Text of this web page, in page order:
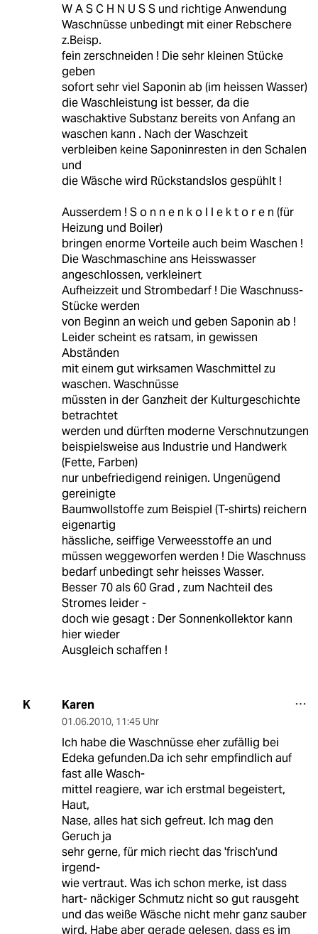
W A S C H N U S S und richtige Anwendung
Waschnüsse unbedingt mit einer Rebschere
z.Beisp.
fein zerschneiden ! Die sehr kleinen Stücke
geben
sofort sehr viel Saponin ab (im heissen Wasser)
die Waschleistung ist besser, da die
waschaktive Substanz bereits von Anfang an
waschen kann . Nach der Waschzeit
verbleiben keine Saponinresten in den Schalen
und
die Wäsche wird Rückstandslos gespühlt !
Ausserdem ! S o n n e n k o l l e k t o r e n (für
Heizung und Boiler)
bringen enorme Vorteile auch beim Waschen !
Die Waschmaschine ans Heisswasser
angeschlossen, verkleinert
Aufheizzeit und Strombedarf ! Die Waschnuss-
Stücke werden
von Beginn an weich und geben Saponin ab !
Leider scheint es ratsam, in gewissen
Abständen
mit einem gut wirksamen Waschmittel zu
waschen. Waschnüsse
müssten in der Ganzheit der Kulturgeschichte
betrachtet
werden und dürften moderne Verschnutzungen
beispielsweise aus Industrie und Handwerk
(Fette, Farben)
nur unbefriedigend reinigen. Ungenügend
gereinigte
Baumwollstoffe zum Beispiel (T-shirts) reichern
eigenartig
hässliche, seiffige Verweesstoffe an und
müssen weggeworfen werden ! Die Waschnuss
bedarf unbedingt sehr heisses Wasser.
Besser 70 als 60 Grad , zum Nachteil des
Stromes leider -
doch wie gesagt : Der Sonnenkollektor kann
hier wieder
Ausgleich schaffen !
K Karen
01.06.2010, 11:45 Uhr
Ich habe die Waschnüsse eher zufällig bei
Edeka gefunden.Da ich sehr empfindlich auf
fast alle Wasch-
mittel reagiere, war ich erstmal begeistert,
Haut,
Nase, alles hat sich gefreut. Ich mag den
Geruch ja
sehr gerne, für mich riecht das 'frisch'und
irgend-
wie vertraut. Was ich schon merke, ist dass
hart- näckiger Schmutz nicht so gut rausgeht
und das weiße Wäsche nicht mehr ganz sauber
wird. Habe aber gerade gelesen, dass es im